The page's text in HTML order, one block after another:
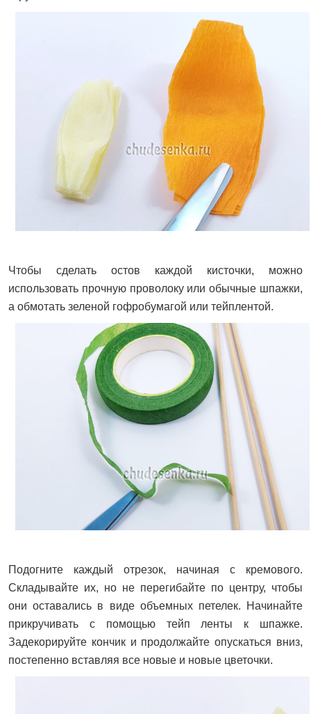
Чтобы сделать остов каждой кисточки, можно
использовать прочную проволоку или обычные шпажки,
а обмотать зеленой гофробумагой или тейплентой.
Подогните каждый отрезок, начиная с кремового.
Складывайте их, но не перегибайте по центру, чтобы
они оставались в виде объемных петелек. Начинайте
прикручивать с помощью тейп ленты к шпажке.
Задекорируйте кончик и продолжайте опускаться вниз,
постепенно вставляя все новые и новые цветочки.